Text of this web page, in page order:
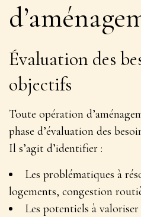
Évaluation des
objectifs
Toute opération
phase d’évaluation des
Il s’agit d’identifier :
Les problématiques à
logements, congestion
Les potentiels à